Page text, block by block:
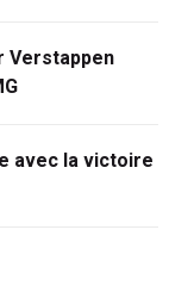
Verstappen
avec la victoire